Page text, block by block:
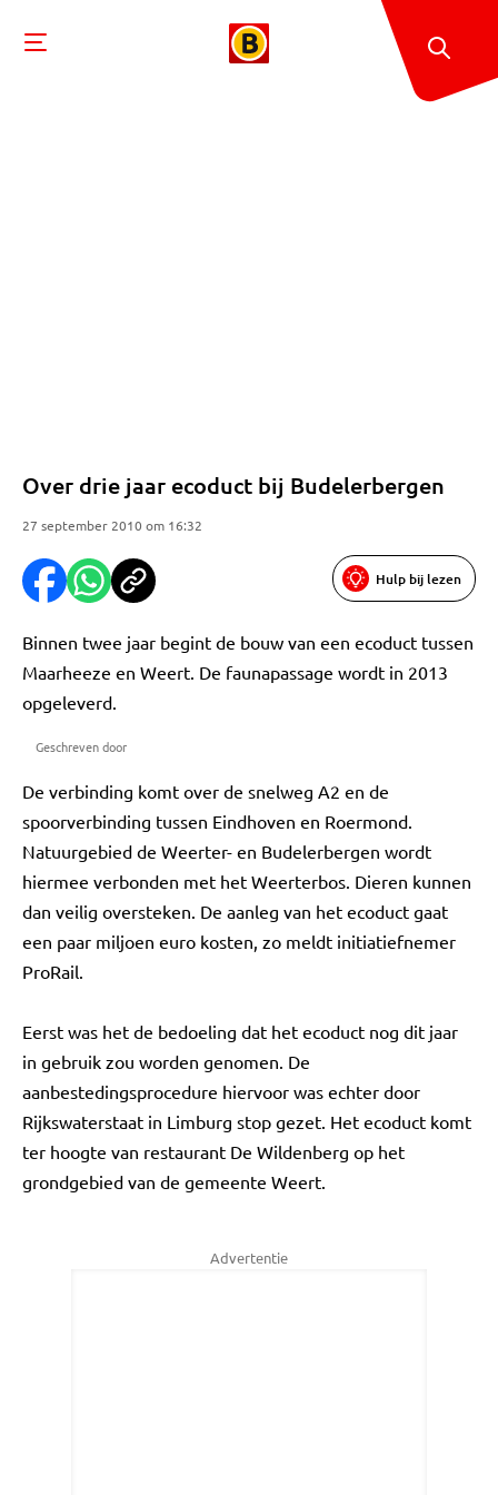
Over drie jaar ecoduct bij Budelerbergen
27 september 2010 om 16:32
Hulp bij lezen
Binnen twee jaar begint de bouw van een ecoduct tussen
Maarheeze en Weert. De faunapassage wordt in 2013
opgeleverd.
Geschreven door
De verbinding komt over de snelweg A2 en de
spoorverbinding tussen Eindhoven en Roermond.
Natuurgebied de Weerter- en Budelerbergen wordt
hiermee verbonden met het Weerterbos. Dieren kunnen
dan veilig oversteken. De aanleg van het ecoduct gaat
een paar miljoen euro kosten, zo meldt initiatiefnemer
ProRail.
Eerst was het de bedoeling dat het ecoduct nog dit jaar
in gebruik zou worden genomen. De
aanbestedingsprocedure hiervoor was echter door
Rijkswaterstaat in Limburg stop gezet. Het ecoduct komt
ter hoogte van restaurant De Wildenberg op het
grondgebied van de gemeente Weert.
Advertentie